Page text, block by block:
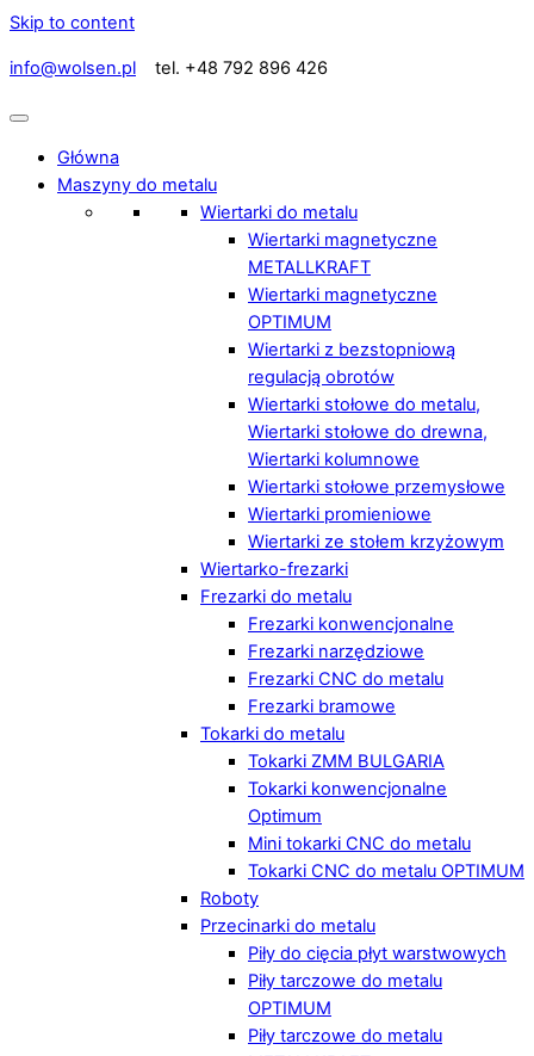
Skip to content
info@wolsen.pl tel. +48 792 896 426
Główna
Maszyny do metalu
Wiertarki do metalu
Wiertarki magnetyczne
METALLKRAFT
Wiertarki magnetyczne
OPTIMUM
Wiertarki z bezstopniową
regulacją obrotów
Wiertarki stołowe do metalu,
Wiertarki stołowe do drewna,
Wiertarki kolumnowe
Wiertarki stołowe przemysłowe
Wiertarki promieniowe
Wiertarki ze stołem krzyżowym
Wiertarko-frezarki
Frezarki do metalu
Frezarki konwencjonalne
Frezarki narzędziowe
Frezarki CNC do metalu
Frezarki bramowe
Tokarki do metalu
Tokarki ZMM BULGARIA
Tokarki konwencjonalne
Optimum
Mini tokarki CNC do metalu
Tokarki CNC do metalu OPTIMUM
Roboty
Przecinarki do metalu
Piły do cięcia płyt warstwowych
Piły tarczowe do metalu
OPTIMUM
Piły tarczowe do metalu